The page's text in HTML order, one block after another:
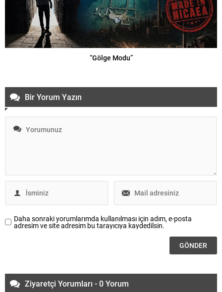
“Gölge Modu”
Bir Yorum Yazın
Daha sonraki yorumlarımda kullanılması için adım, e-posta
adresim ve site adresim bu tarayıcıya kaydedilsin.
Ziyaretçi Yorumları - 0 Yorum